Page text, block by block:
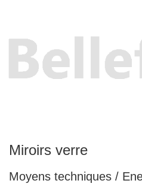
Miroirs verre
Moyens techniques /